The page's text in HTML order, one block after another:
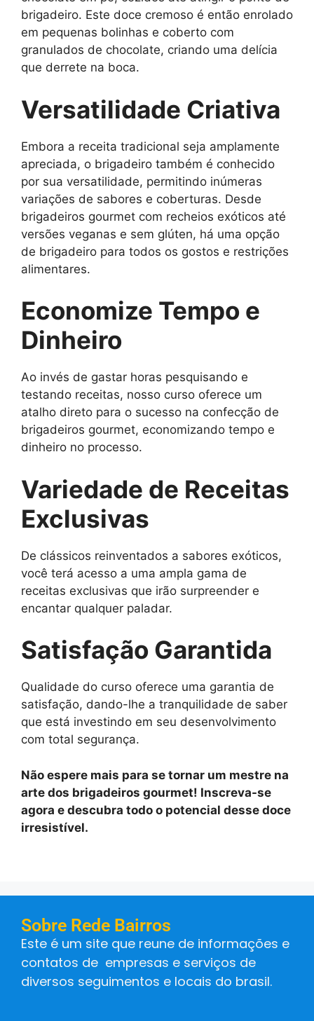
brigadeiro. Este doce cremoso é então enrolado
em pequenas bolinhas e coberto com
granulados de chocolate, criando uma delícia
que derrete na boca.
Versatilidade Criativa
Embora a receita tradicional seja amplamente
apreciada, o brigadeiro também é conhecido
por sua versatilidade, permitindo inúmeras
variações de sabores e coberturas. Desde
brigadeiros gourmet com recheios exóticos até
versões veganas e sem glúten, há uma opção
de brigadeiro para todos os gostos e restrições
alimentares.
Economize Tempo e
Dinheiro
Ao invés de gastar horas pesquisando e
testando receitas, nosso curso oferece um
atalho direto para o sucesso na confecção de
brigadeiros gourmet, economizando tempo e
dinheiro no processo.
Variedade de Receitas
Exclusivas
De clássicos reinventados a sabores exóticos,
você terá acesso a uma ampla gama de
receitas exclusivas que irão surpreender e
encantar qualquer paladar.
Satisfação Garantida
Qualidade do curso oferece uma garantia de
satisfação, dando-lhe a tranquilidade de saber
que está investindo em seu desenvolvimento
com total segurança.
Não espere mais para se tornar um mestre na
arte dos brigadeiros gourmet! Inscreva-se
agora e descubra todo o potencial desse doce
irresistível.
Sobre Rede Bairros
Este é um site que reune de informações e
contatos de empresas e serviços de
diversos seguimentos e locais do brasil.